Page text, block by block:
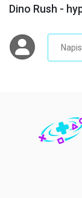
Dino Rush -